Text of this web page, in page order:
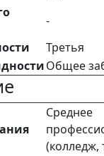
-
Третья
Общее
Среднее
(колледж,